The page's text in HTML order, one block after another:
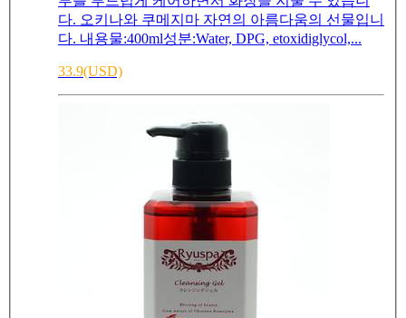
다. 오키나와 쿠메지마 자연의 아름다움의 선물입니
다. 내용물:400ml성분:Water, DPG, etoxidiglycol,...
33.9(USD)